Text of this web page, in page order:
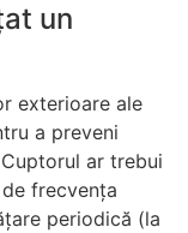
un
exterioare ale
a preveni
ar trebui
frecvența
periodică (la